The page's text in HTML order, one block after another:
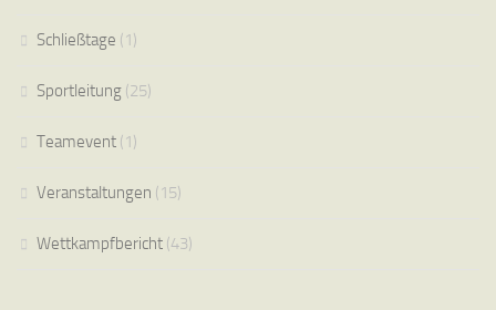
Schließtage (1)
Sportleitung (25)
Teamevent (1)
Veranstaltungen (15)
Wettkampfbericht (43)